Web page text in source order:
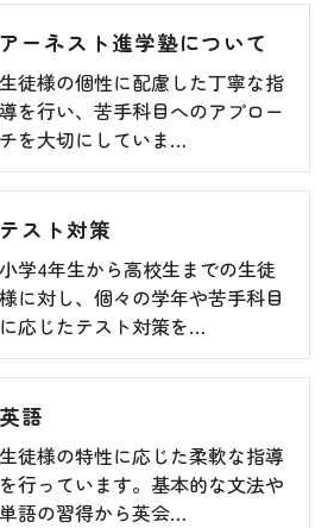
アーネスト進学塾について
生徒様の個性に配慮した丁寧な指
導を行い、苦手科目へのアプロー
チを大切にしていま…
テスト対策
小学4年生から高校生までの生徒
様に対し、個々の学年や苦手科目
に応じたテスト対策を…
英語
生徒様の特性に応じた柔軟な指導
を行っています。基本的な文法や
単語の習得から英会…